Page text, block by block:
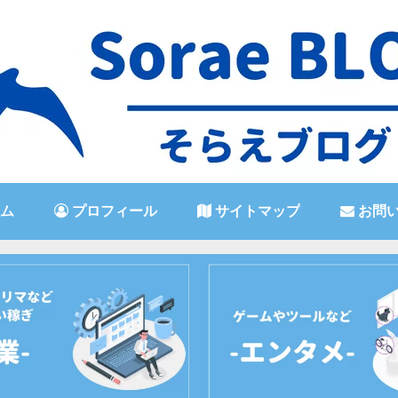
プロフィール サイトマップ お問